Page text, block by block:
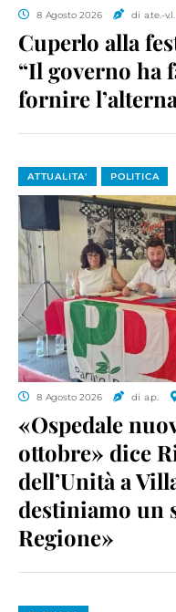
8 Agosto 2026 di a.te.-v.l.
Cuperlo alla
“Il governo ha
fornire
ATTUALITA' POLITICA
8 Agosto 2026 di a.p.
«Ospedale
ottobre» dice
dell’Unità a
destiniamo un
Regione»